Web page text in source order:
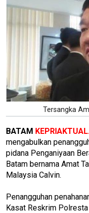
Tersangka
BATAM
mengabulkan
pidana Penganiyaan
Batam bernama Amat
Malaysia Calvin.
Penangguhan
Kasat Reskrim